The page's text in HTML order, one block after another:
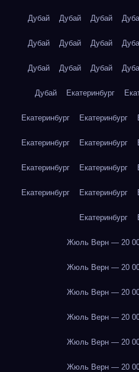
Дубай Дубай Дубай
Дубай Дубай Дубай
Дубай Дубай Дубай
Дубай Екатеринбург
Екатеринбург Екатеринбург
Екатеринбург Екатеринбург
Екатеринбург Екатеринбург
Екатеринбург Екатеринбург
Екатеринбург
Жюль Верн — 20
Жюль Верн — 20
Жюль Верн — 20
Жюль Верн — 20
Жюль Верн — 20
Жюль Верн — 20